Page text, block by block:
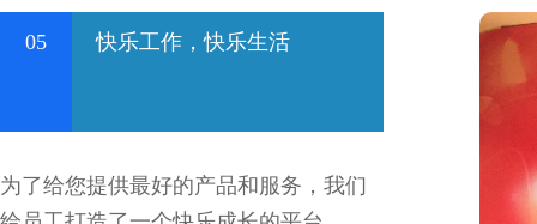
05 快乐工作，快乐生活
为了给您提供最好的产品和服务，我们